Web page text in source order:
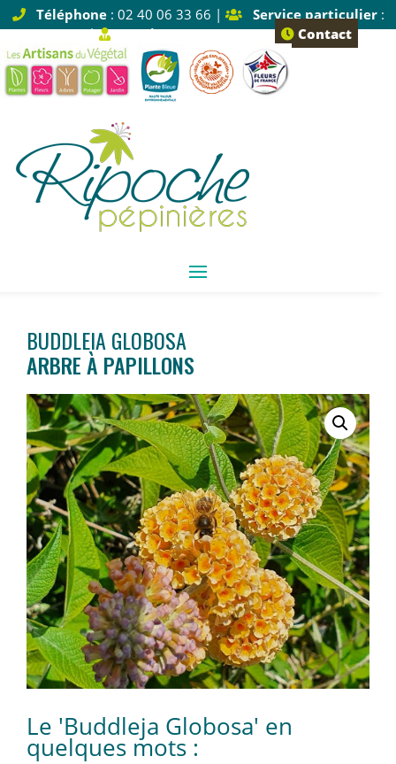
Téléphone: 02 40 06 33 66 | Service particulier:
Tapez 1 |
Service pro: Tapez 2 Contact
BUDDLEIA GLOBOSA
ARBRE À PAPILLONS
Le 'Buddleja Globosa' en
quelques mots :